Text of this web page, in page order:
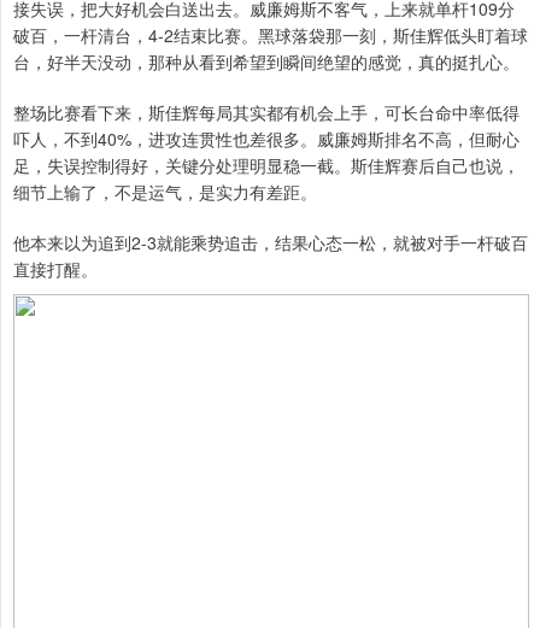
接失误，把大好机会白送出去。威廉姆斯不客气，上来就单杆109分
破百，一杆清台，4-2结束比赛。黑球落袋那一刻，斯佳辉低头盯着球
台，好半天没动，那种从看到希望到瞬间绝望的感觉，真的挺扎心。
整场比赛看下来，斯佳辉每局其实都有机会上手，可长台命中率低得
吓人，不到40%，进攻连贯性也差很多。威廉姆斯排名不高，但耐心
足，失误控制得好，关键分处理明显稳一截。斯佳辉赛后自己也说，
细节上输了，不是运气，是实力有差距。
他本来以为追到2-3就能乘势追击，结果心态一松，就被对手一杆破百
直接打醒。